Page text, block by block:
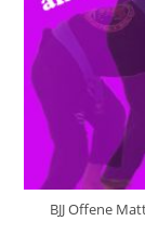
BJJ Offene